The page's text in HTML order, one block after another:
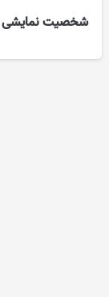
شخصیت نمایشی